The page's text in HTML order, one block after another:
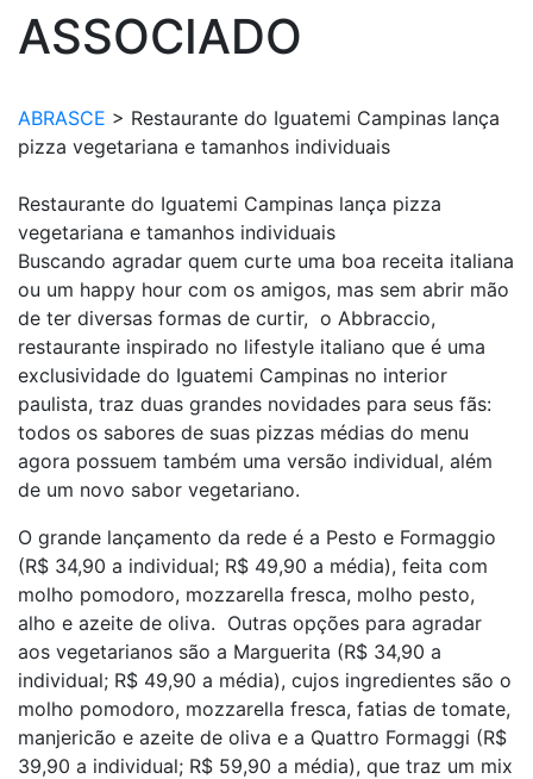
ASSOCIADO
ABRASCE > Restaurante do Iguatemi Campinas lança
pizza vegetariana e tamanhos individuais
Restaurante do Iguatemi Campinas lança pizza
vegetariana e tamanhos individuais
Buscando agradar quem curte uma boa receita italiana
ou um happy hour com os amigos, mas sem abrir mão
de ter diversas formas de curtir, o Abbraccio,
restaurante inspirado no lifestyle italiano que é uma
exclusividade do Iguatemi Campinas no interior
paulista, traz duas grandes novidades para seus fãs:
todos os sabores de suas pizzas médias do menu
agora possuem também uma versão individual, além
de um novo sabor vegetariano.
O grande lançamento da rede é a Pesto e Formaggio
(R$ 34,90 a individual; R$ 49,90 a média), feita com
molho pomodoro, mozzarella fresca, molho pesto,
alho e azeite de oliva. Outras opções para agradar
aos vegetarianos são a Marguerita (R$ 34,90 a
individual; R$ 49,90 a média), cujos ingredientes são o
molho pomodoro, mozzarella fresca, fatias de tomate,
manjericão e azeite de oliva e a Quattro Formaggi (R$
39,90 a individual; R$ 59,90 a média), que traz um mix